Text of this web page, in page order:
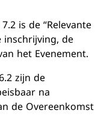
is de “Relevante
de
het Evenement.
zijn de
na
de Overeenkomst